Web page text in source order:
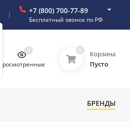
+7 (800) 700-77-89
Бесплатный звонок по РФ
Просмотренные
0 0
Корзина
Пусто
БРЕНДЫ